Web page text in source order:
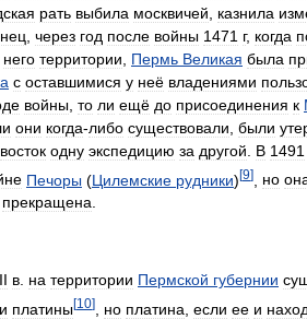
рать выбила москвичей казнила
через год после войны 1471 г, когда
него территории Пермь Великая была
с оставшимися у неё владениями
войны то ли ещё до присоединения к
они когда-либо существовали были
восток одну экспедицию за другой В 1491
Печоры (Цилемские рудники)[9] но
прекращена.
в. на территории Пермской губернии
и платины[10] но платина если ее и